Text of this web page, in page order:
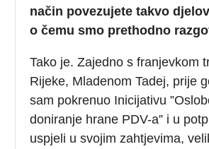
način povezujete takvo
o čemu smo prethodno
Tako je. Zajedno s franjevkom
Rijeke, Mladenom Tadej, prije
sam pokrenuo Inicijativu
doniranje hrane PDV-a” i u
uspjeli u svojim zahtjevima,